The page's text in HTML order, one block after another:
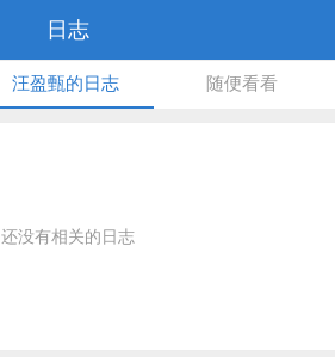
日志
汪盈甄的日志 随便看看
还没有相关的日志